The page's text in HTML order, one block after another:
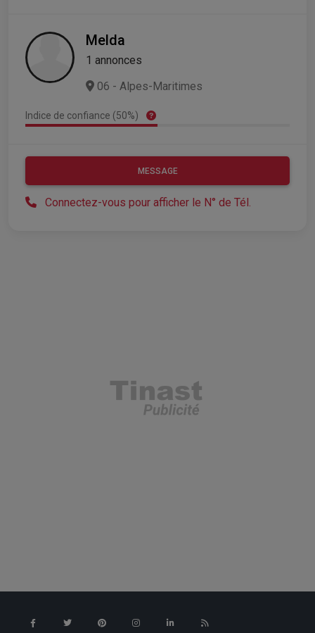
Melda
1 annonces
06 - Alpes-Maritimes
Indice de confiance (50%)
MESSAGE
Connectez-vous pour afficher le N° de Tél.